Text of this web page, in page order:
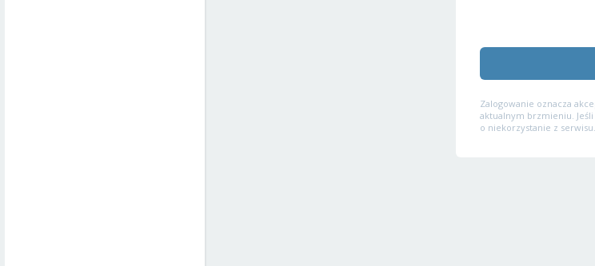
Zalogowanie oznacza
aktualnym brzmieniu.
o niekorzystanie z serwisu.